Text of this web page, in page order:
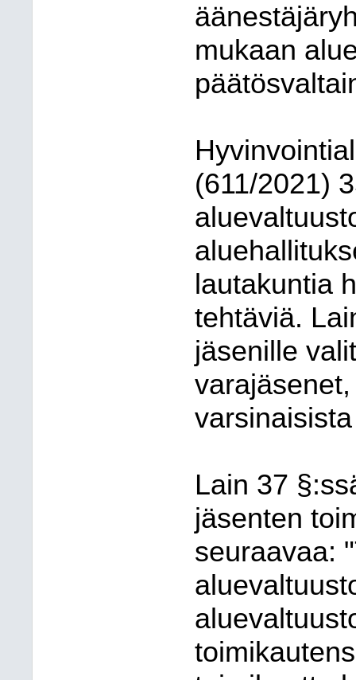
mukaan
(611/2021)
lautakuntia
tehtäviä.
jäsenille
Lain 37
jäsenten
seuraavaa: